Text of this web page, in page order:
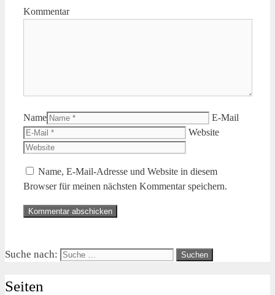
Kommentar
Name
E-Mail
Website
Name, E-Mail-Adresse und Website in diesem
Browser für meinen nächsten Kommentar speichern.
Suche nach:
Seiten